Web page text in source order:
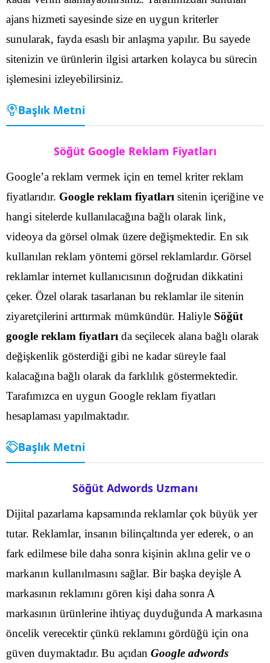
ajans hizmeti sayesinde size en uygun kriterler
sunularak, fayda esaslı bir anlaşma yapılır. Bu sayede
sitenizin ve ürünlerin ilgisi artarken kolayca bu sürecin
işlemesini izleyebilirsiniz.
Başlık Metni
Söğüt Google Reklam Fiyatları
Google’a reklam vermek için en temel kriter reklam
fiyatlarıdır. Google reklam fiyatları sitenin içeriğine ve
hangi sitelerde kullanılacağına bağlı olarak link,
videoya da görsel olmak üzere değişmektedir. En sık
kullanılan reklam yöntemi görsel reklamlardır. Görsel
reklamlar internet kullanıcısının doğrudan dikkatini
çeker. Özel olarak tasarlanan bu reklamlar ile sitenin
ziyaretçilerini arttırmak mümkündür. Haliyle Söğüt
google reklam fiyatları da seçilecek alana bağlı olarak
değişkenlik gösterdiği gibi ne kadar süreyle faal
kalacağına bağlı olarak da farklılık göstermektedir.
Tarafımızca en uygun Google reklam fiyatları
hesaplaması yapılmaktadır.
Başlık Metni
Söğüt Adwords Uzmanı
Dijital pazarlama kapsamında reklamlar çok büyük yer
tutar. Reklamlar, insanın bilinçaltında yer ederek, o an
fark edilmese bile daha sonra kişinin aklına gelir ve o
markanın kullanılmasını sağlar. Bir başka deyişle A
markasının reklamını gören kişi daha sonra A
markasının ürünlerine ihtiyaç duyduğunda A markasına
öncelik verecektir çünkü reklamını gördüğü için ona
güven duymaktadır. Bu açıdan Google adwords